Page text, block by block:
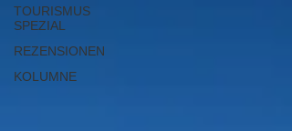
TOURISMUS
SPEZIAL
REZENSIONEN
KOLUMNE